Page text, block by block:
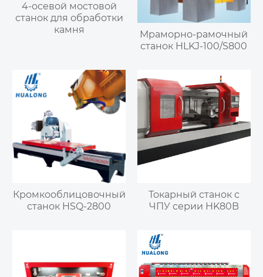
4-осевой мостовой
станок для обработки
камня
Мраморно-рамочный
станок HLKJ-100/S800
Кромкооблицовочный
станок HSQ-2800
Токарный станок с
ЧПУ серии HK80B